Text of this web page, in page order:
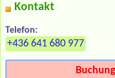
Kontakt
Telefon:
+436 641 680 977